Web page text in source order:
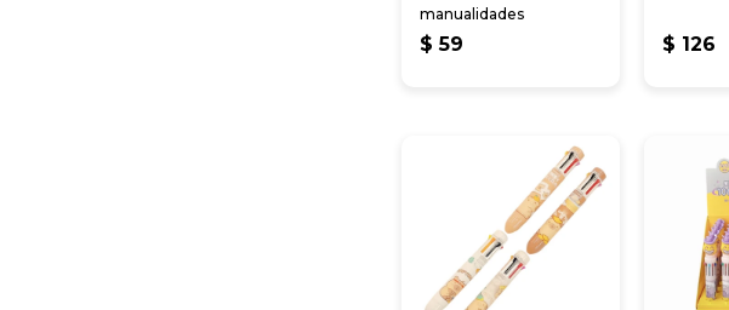
manualidades
$ 59 $ 126